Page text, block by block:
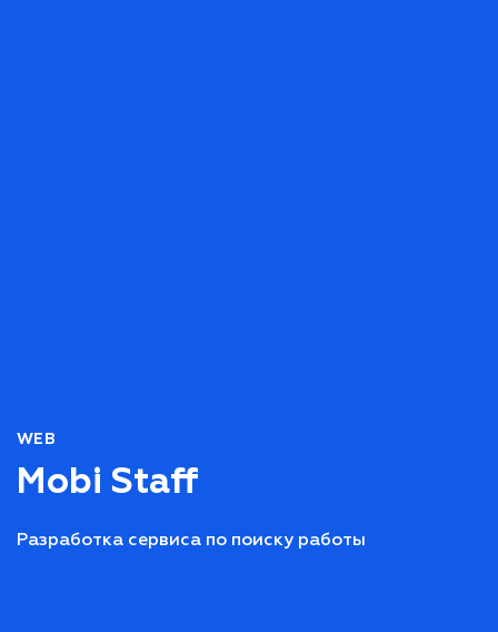
WEB
Mobi Staff
Разработка сервиса по поиску работы